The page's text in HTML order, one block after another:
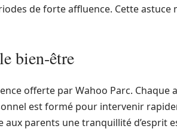
de forte affluence. Cette astuce
bien-être
offerte par Wahoo Parc. Chaque
est formé pour intervenir
parents une tranquillité d’esprit